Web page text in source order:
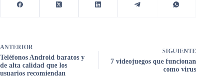
ANTERIOR
Teléfonos Android baratos y
de alta calidad que los
usuarios recomiendan
SIGUIENTE
7 videojuegos que funcionan
como virus